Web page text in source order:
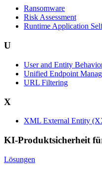
Ransomware
Risk Assessment
Runtime Application
U
User and Entity
Unified Endpoint
URL Filtering
X
XML External Entity
KI-Produktsicherheit
Lösungen